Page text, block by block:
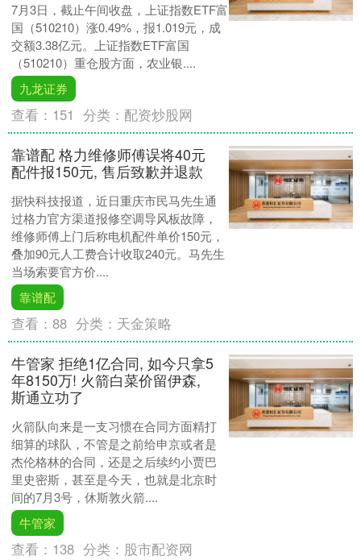
7月3日，截止午间收盘，上证指数ETF富
国（510210）涨0.49%，报1.019元，成
交额3.38亿元。上证指数ETF富国
（510210）重仓股方面，农业银....
九龙证券
查看： 151 分类： 配资炒股网
靠谱配 格力维修师傅误将40元
配件报150元, 售后致歉并退款
据快科技报道，近日重庆市民马先生通
过格力官方渠道报修空调导风板故障，
维修师傅上门后称电机配件单价150元，
叠加90元人工费合计收取240元。马先生
当场索要官方价....
靠谱配
查看：88 分类： 天金策略
牛管家 拒绝1亿合同, 如今只拿5
年8150万! 火箭白菜价留伊森,
斯通立功了
火箭队向来是一支习惯在合同方面精打
细算的球队，不管是之前给申京或者是
杰伦格林的合同，还是之后续约小贾巴
里史密斯，甚至是今天，也就是北京时
间的7月3号，休斯敦火箭....
牛管家
查看： 138 分类： 股市配资网